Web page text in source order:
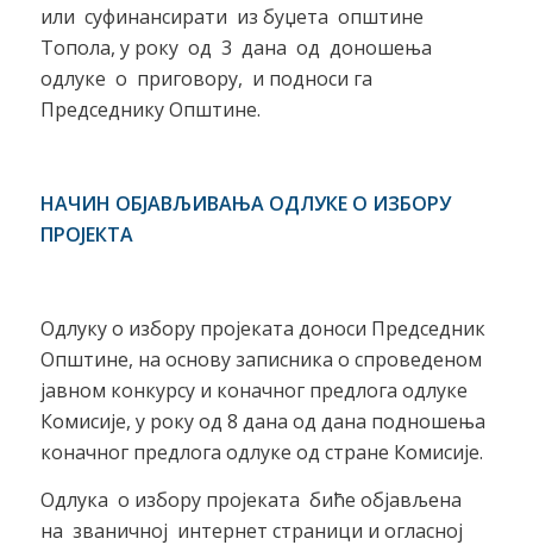
или суфинансирати из буџета општине
Топола, у року од 3 дана од доношења
одлуке о приговору, и подноси га
Председнику Општине.
НАЧИН ОБЈАВЉИВАЊА ОДЛУКЕ О ИЗБОРУ
ПРОЈЕКТА
Одлуку о избору пројеката доноси Председник
Општине, на основу записника о спроведеном
јавном конкурсу и коначног предлога одлуке
Комисије, у року од 8 дана од дана подношења
коначног предлога одлуке од стране Комисије.
Одлука о избору пројеката биће објављена
на званичној интернет страници и огласној